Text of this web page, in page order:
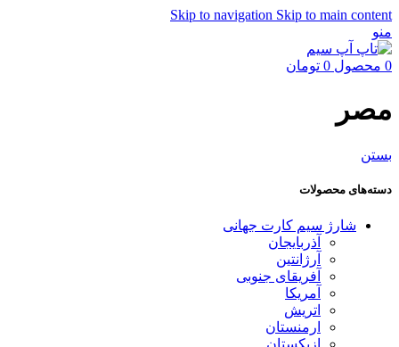
Skip to navigation Skip to main content
منو
0 محصول 0 تومان
مصر
بستن
دسته‌های محصولات
شارژ سیم کارت جهانی
آذربایجان
آرژانتین
آفریقای جنوبی
آمریکا
اتریش
ارمنستان